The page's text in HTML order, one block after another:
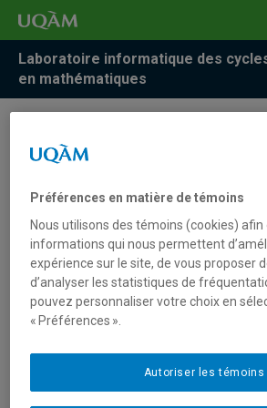
Laboratoire informatique des
en mathématiques
F.A.Q. pour le
Mémoire Uqam v.4
Prérequis pour l'utilisation du
Mémoire Uqam
Les codes de champ
Aucune entrée de table des
Préférences en matière de témoins
Nous utilisons des témoins (cookies) afin
informations qui nous permettent
expérience sur le site, de vous proposer
d’analyser les statistiques de
pouvez personnaliser votre choix en
« Préférences ».
Autoriser les témoins